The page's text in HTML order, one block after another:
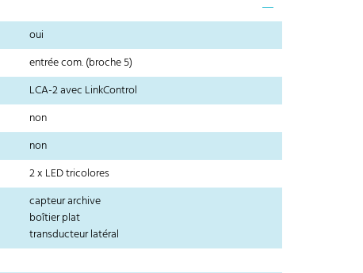
oui
entrée com. (broche 5)
LCA-2 avec LinkControl
non
non
2 x LED tricolores
capteur archive
boîtier plat
transducteur latéral